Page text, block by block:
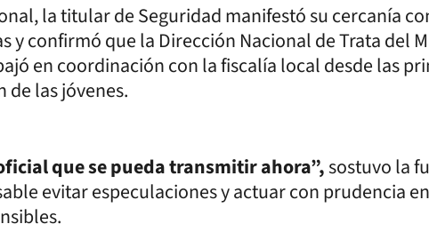
la titular de Seguridad manifestó su cercanía
y confirmó que la Dirección Nacional de Trata del
en coordinación con la fiscalía local desde las
de las jóvenes.
que se pueda transmitir ahora”,sostuvo la
evitar especulaciones y actuar con prudencia